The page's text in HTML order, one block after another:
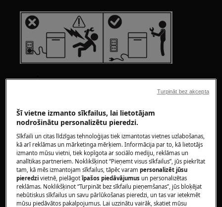
UZMANĪBU!TRAUMU RISKS
Vienmēr esiet uzmanīgi, pārvietojot tehniku.
Smagu tehniku drošāk ir pārvietot diviem
Šī vietne izmanto sīkfailus, lai lietotājam
nodrošinātu personalizētu pieredzi.
Sīkfaili un citas līdzīgas tehnoloģijas tiek izmantotas vietnes uzlabošanas,
kā arī reklāmas un mārketinga mērķiem. Informācija par to, kā lietotājs
izmanto mūsu vietni, tiek kopīgota ar sociālo mediju, reklāmas un
analītikas partneriem. Noklikšķinot “Pieņemt visus sīkfailus”, jūs piekrītat
tam, kā mēs izmantojam sīkfailus, tāpēc varampersonalizēt jūsu
pieredzivietnē, pielāgotīpašos piedāvājumus un personalizētas
reklāmas. Noklikšķinot “Turpināt bez sīkfailu pieņemšanas”, jūs bloķējat
nebūtiskus sīkfailus un savu pārlūkošanas pieredzi, un tas var ietekmēt
mūsu piedāvātos pakalpojumus. Lai uzzinātu vairāk, skatiet mūsu
Turpināt bez akcepta